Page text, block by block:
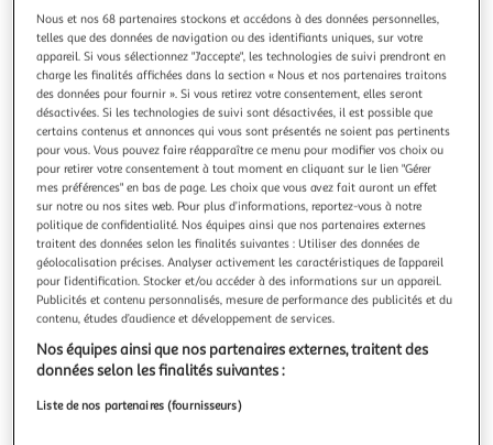
Illustration
précédente
Illustration
suivante
MONDAY PREMIUM
Jean Droit Femme Monday Premium Droit Denim
Optez pour le jean de la marque MONDAY PREMIUM-
Coloris : Bleu- Taille haute- Coupe droite- 5 poches- Tissu
fluide- Composition : 70% Coton, 28% Polyester, 2%
Élasthanne
En savoir +
Vous voulez connaître le prix de ce produit ?
Nous et nos 68 partenaires stockons et accédons à des données personnelles,
telles que des données de navigation ou des identifiants uniques, sur votre
appareil. Si vous sélectionnez "J'accepte", les technologies de suivi prendront en
charge les finalités affichées dans la section « Nous et nos partenaires traitons
des données pour fournir ». Si vous retirez votre consentement, elles seront
désactivées. Si les technologies de suivi sont désactivées, il est possible que
certains contenus et annonces qui vous sont présentés ne soient pas pertinents
pour vous. Vous pouvez faire réapparaître ce menu pour modifier vos choix ou
pour retirer votre consentement à tout moment en cliquant sur le lien "Gérer
mes préférences" en bas de page. Les choix que vous avez fait auront un effet
sur notre ou nos sites web. Pour plus d’informations, reportez-vous à notre
politique de confidentialité. Nos équipes ainsi que nos partenaires externes
traitent des données selon les finalités suivantes : Utiliser des données de
géolocalisation précises. Analyser activement les caractéristiques de l’appareil
pour l’identification. Stocker et/ou accéder à des informations sur un appareil.
Publicités et contenu personnalisés, mesure de performance des publicités et du
contenu, études d’audience et développement de services.
Nos équipes ainsi que nos partenaires externes, traitent des
données selon les finalités suivantes :
Liste de nos partenaires (fournisseurs)